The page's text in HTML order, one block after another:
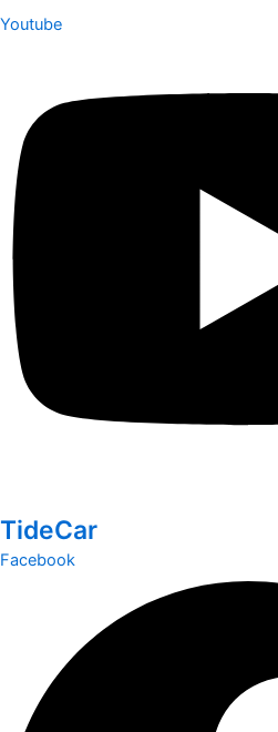
Youtube
TideCar
Facebook